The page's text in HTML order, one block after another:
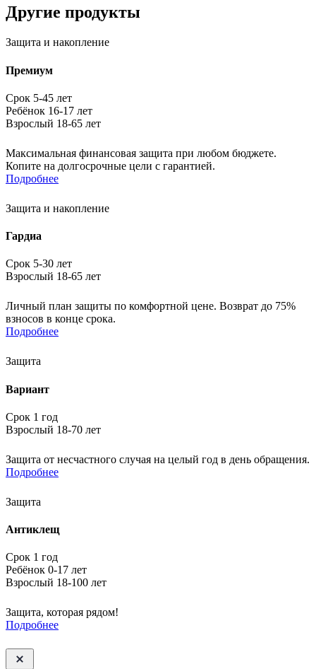
Другие продукты
Защита и накопление
Премиум
Срок 5-45 лет
Ребёнок 16-17 лет
Взрослый 18-65 лет
Максимальная финансовая защита при любом бюджете.
Копите на долгосрочные цели с гарантией.
Подробнее
Защита и накопление
Гардиа
Срок 5-30 лет
Взрослый 18-65 лет
Личный план защиты по комфортной цене. Возврат до 75%
взносов в конце срока.
Подробнее
Защита
Вариант
Срок 1 год
Взрослый 18-70 лет
Защита от несчастного случая на целый год в день обращения.
Подробнее
Защита
Антиклещ
Срок 1 год
Ребёнок 0-17 лет
Взрослый 18-100 лет
Защита, которая рядом!
Подробнее